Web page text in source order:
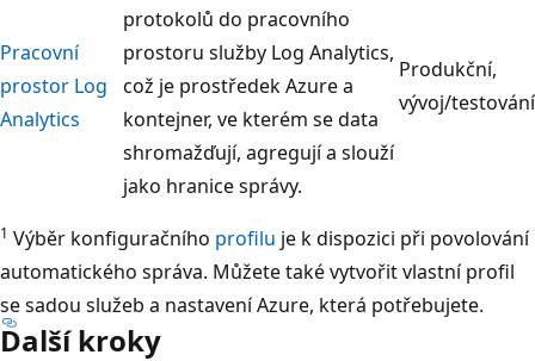
Pracovní
prostor Log
Analytics
protokolů do pracovního
prostoru služby Log Analytics,
což je prostředek Azure a
kontejner, ve kterém se data
shromažďují, agregují a slouží
jako hranice správy.
Produkční,
vývoj/testování
1 Výběr konfiguračního profilu je k dispozici při povolování
automatického správa. Můžete také vytvořit vlastní profil
se sadou služeb a nastavení Azure, která potřebujete.
Další kroky